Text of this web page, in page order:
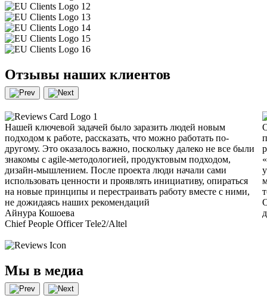
Отзывы наших клиентов
Нашей ключевой задачей было заразить людей новым
подходом к работе, рассказать, что можно работать по-
другому. Это оказалось важно, поскольку далеко не все были
знакомы с agile-методологией, продуктовым подходом,
дизайн-мышлением. После проекта люди начали сами
использовать ценности и проявлять инициативу, опираться
на новые принципы и перестраивать работу вместе с ними,
не дожидаясь наших рекомендаций
Айнура Кошоева
Chief People Officer Tele2/Altel
Мы в медиа